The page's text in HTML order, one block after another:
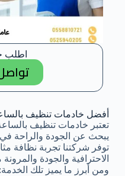
اطلب
أفضل خادمات تنظيف
تعتبر خادمات تنظيف
يبحث عن الجودة والراحة
توفر شركتنا تجربة نظافة
الاحترافية والجودة
ومن أبرز ما يميز تلك الخدمة: